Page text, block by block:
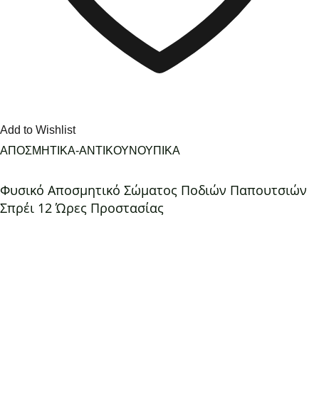
Add to Wishlist
ΑΠΟΣΜΗΤΙΚΑ-ΑΝΤΙΚΟΥΝΟΥΠΙΚΑ
Φυσικό Αποσμητικό Σώματος Ποδιών Παπουτσιών
Σπρέι 12 Ώρες Προστασίας